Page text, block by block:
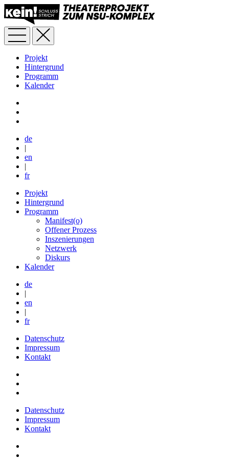
Projekt
Hintergrund
Programm
Kalender
de
|
en
|
fr
Projekt
Hintergrund
Programm
Manifest(o)
Offener Prozess
Inszenierungen
Netzwerk
Diskurs
Kalender
de
|
en
|
fr
Datenschutz
Impressum
Kontakt
Datenschutz
Impressum
Kontakt